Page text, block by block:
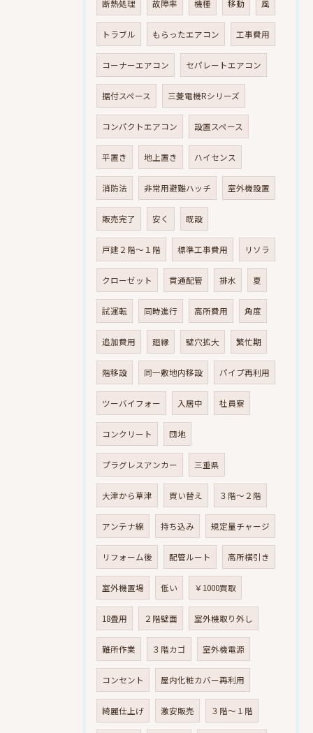
断熱処理 故障率 機種 移動 風
トラブル もらったエアコン 工事費用
コーナーエアコン セパレートエアコン
据付スペース 三菱電機Rシリーズ
コンパクトエアコン 設置スペース
平置き 地上置き ハイセンス
消防法 非常用避難ハッチ 室外機設置
販売完了 安く 既設
戸建２階～１階 標準工事費用 リソラ
クローゼット 貫通配管 排水 夏
試運転 同時進行 高所費用 角度
追加費用 廻縁 壁穴拡大 繁忙期
階移設 同一敷地内移設 パイプ再利用
ツーバイフォー 入居中 社員寮
コンクリート 団地
プラグレスアンカー 三重県
大津から草津 買い替え ３階～２階
アンテナ線 持ち込み 規定量チャージ
リフォーム後 配管ルート 高所横引き
室外機置場 低い ￥1000買取
18畳用 ２階壁面 室外機取り外し
難所作業 ３階カゴ 室外機電源
コンセント 屋内化粧カバー再利用
綺麗仕上げ 激安販売 ３階～１階